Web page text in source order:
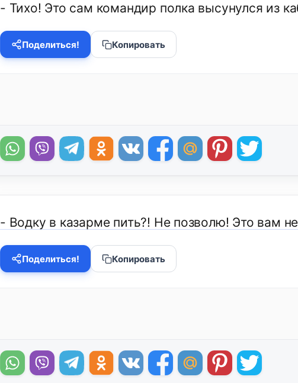
- Тихо! Это сам командир полка высунулся из
Поделиться! Копировать
- Водку в казарме пить?! Не позволю! Это вам
Поделиться! Копировать